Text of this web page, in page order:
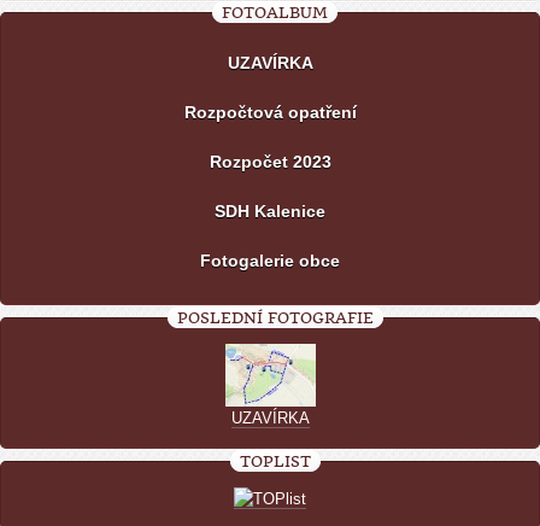
FOTOALBUM
UZAVÍRKA
Rozpočtová opatření
Rozpočet 2023
SDH Kalenice
Fotogalerie obce
POSLEDNÍ FOTOGRAFIE
UZAVÍRKA
TOPLIST